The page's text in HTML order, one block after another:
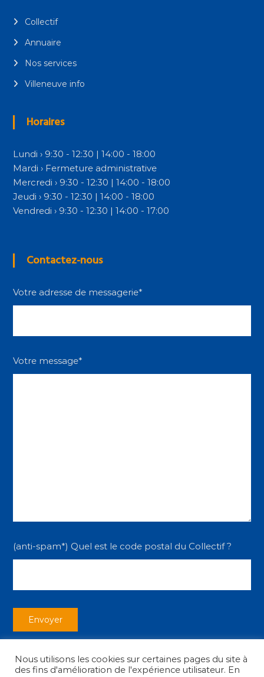
Collectif
Annuaire
Nos services
Villeneuve info
Horaires
Lundi › 9:30 - 12:30 | 14:00 - 18:00
Mardi › Fermeture administrative
Mercredi › 9:30 - 12:30 | 14:00 - 18:00
Jeudi › 9:30 - 12:30 | 14:00 - 18:00
Vendredi › 9:30 - 12:30 | 14:00 - 17:00
Contactez-nous
Votre adresse de messagerie*
Votre message*
(anti-spam*) Quel est le code postal du Collectif ?
Nous utilisons les cookies sur certaines pages du site à
des fins d'amélioration de l'expérience utilisateur. En